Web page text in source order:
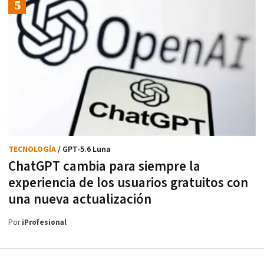
ChatGPT cambia para siempre la
experiencia de los usuarios gratuitos con
una nueva actualización
TECNOLOGÍA/ GPT-5.6 Luna
PoriProfesional